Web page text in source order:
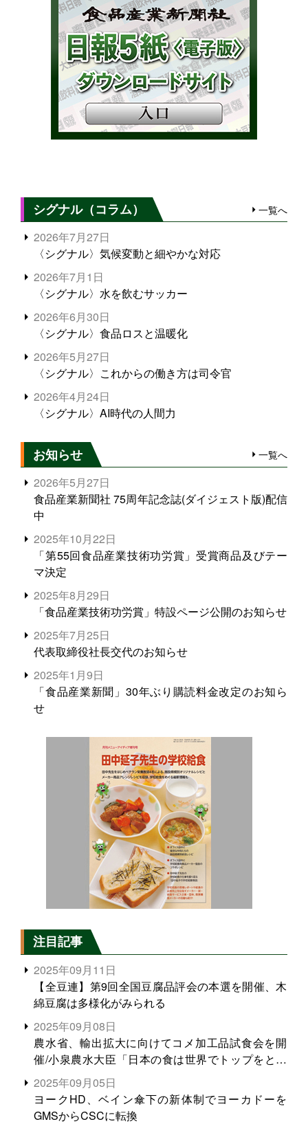
シグナル（コラム） 一覧へ
2026年7月27日
〈シグナル〉気候変動と細やかな対応
2026年7月1日
〈シグナル〉水を飲むサッカー
2026年6月30日
〈シグナル〉食品ロスと温暖化
2026年5月27日
〈シグナル〉これからの働き方は司令官
2026年4月24日
〈シグナル〉AI時代の人間力
お知らせ 一覧へ
2026年5月27日
食品産業新聞社 75周年記念誌(ダイジェスト版)配信
中
2025年10月22日
「第55回食品産業技術功労賞」受賞商品及びテー
マ決定
2025年8月29日
「食品産業技術功労賞」特設ページ公開のお知らせ
2025年7月25日
代表取締役社長交代のお知らせ
2025年1月9日
「食品産業新聞」30年ぶり購読料金改定のお知ら
せ
注目記事
2025年09月11日
【全豆連】第9回全国豆腐品評会の本選を開催、木
綿豆腐は多様化がみられる
2025年09月08日
農水省、輸出拡大に向けてコメ加工品試食会を開
催/小泉農水大臣「日本の食は世界でトップをとれ
る。米増産に向けて、米輸出需要の拡大を」
2025年09月05日
ヨークHD、ベイン傘下の新体制でヨーカドーを
GMSからCSCに転換